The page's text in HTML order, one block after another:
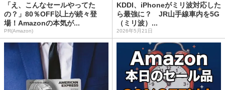
「え、こんなセールやってた
の？」80％OFF以上が続々登
場！Amazonの本気が...
PR(Amazon)
KDDI、iPhoneがミリ波対応した
ら最強に？ JR山手線車内を5G
（ミリ波）...
2026年5月21日